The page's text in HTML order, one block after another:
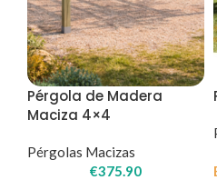
Pérgola de Madera
Maciza 4×4
Pérgolas Macizas
€375.90